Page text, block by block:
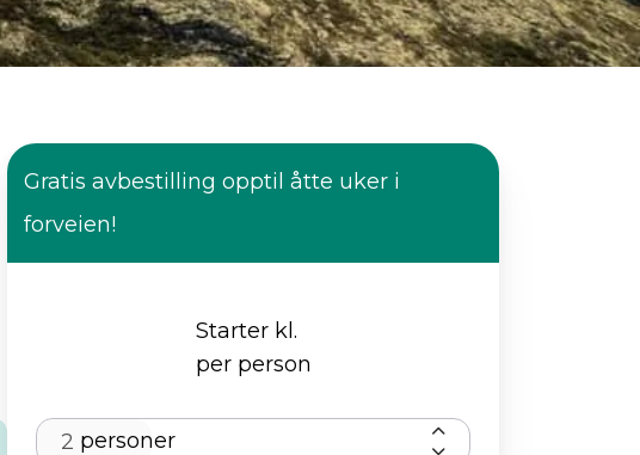
Gratis avbestilling opptil åtte uker i
forveien!
Starter kl.
per person
personer